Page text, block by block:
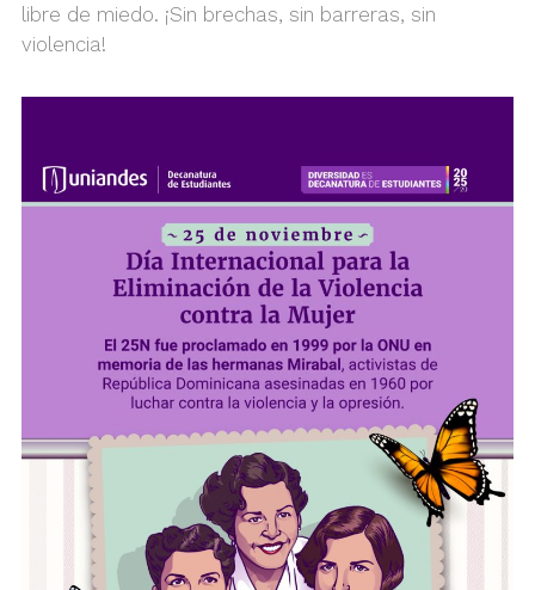
libre de miedo. ¡Sin brechas, sin barreras, sin
violencia!